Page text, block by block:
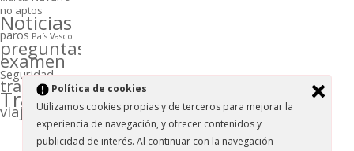
no aptos
Noticias
paros Paí­s Vasco
preguntas
examen
Seguridad
transporte
Transportistas
viajeros
Polí­tica de cookies
Utilizamos cookies propias y de terceros para mejorar la
experiencia de navegación, y ofrecer contenidos y
publicidad de interés. Al continuar con la navegación